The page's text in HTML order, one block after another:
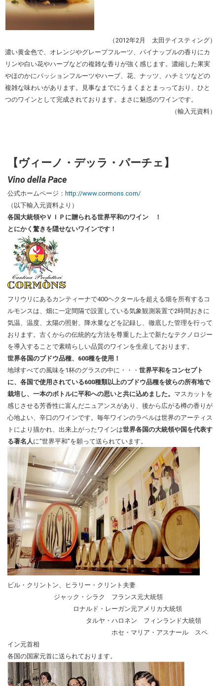
（2012年2月 太田テイスティング）
濃い黄金色で、オレンジやグレープフルーツ、パイナップルの香りにカ
リンや白い花やハーブなどの複雑な香りが強く感じます。濃縮した果実
やほのかにパッションフルーツやハーブ、花、ナッツ、ハチミツなどの
複雑な味わいがあります。見事なまでにうまくまとまっっており、ひと
つのワインとして完成されております。まさに魅惑のワインです。
（輸入元資料）
【ヴィーノ・デッラ・パーチェ】
Vino della Pace
公式ホームページ： http://www.cormons.com/
（以下輸入元資料より）
各国大統領やＶＩＰに贈られる世界平和のワイン ！
とにかく驚きを隠せないワインです！
フリウリにあるカンティーナで400ヘクタールを超える畑を所有するコ
ルモンスは、畑に一定間隔で設置している気象観測装置で2時間おきに
気温、温度、太陽の照射、降水量などを記録し、徹底した管理を行って
おります。古くからの伝統的な方法を尊重した上で新たなテクノロジー
を導入することで素晴らしい品質のワインを生産しております。
世界各国のブドウ品種、600種を使用！
地球すべての風味を1杯のグラスの中に・・・ 世界平和をコンセプト
に、各国で使用されている600種類以上のブドウ品種を彼らの所有地で
栽培し、一本のボトルに平和への思いと共に込めました。 マスカットを
感じさせる芳香性に富んだニュアンスがあり、後から広がる樽の香りが
心地よい、辛口のワインです。毎年ワインのラベルは世界のアーティス
トにより描かれ、出来上がったワインは世界各国の大統領や国を代表す
る著名人に“世界平和”を願って送られています。
ビル・クリントン、ヒラリー・クリント夫妻
ジャック・シラク フランス元大統領
ロナルド・レーガン元アメリカ大統領
タルヤ・ハロネン フィンランド大統領
ホセ・マリア・アスナール スペ
イン元首相
各国の国家元首に送られております。